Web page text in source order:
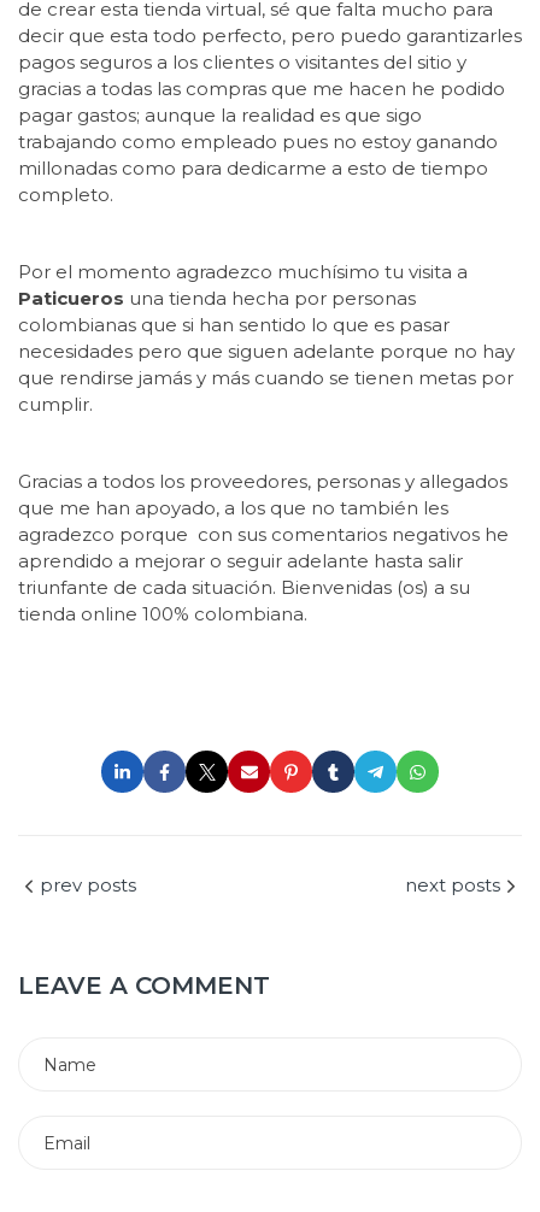
de crear esta tienda virtual, sé que falta mucho para
decir que esta todo perfecto, pero puedo garantizarles
pagos seguros a los clientes o visitantes del sitio y
gracias a todas las compras que me hacen he podido
pagar gastos; aunque la realidad es que sigo
trabajando como empleado pues no estoy ganando
millonadas como para dedicarme a esto de tiempo
completo.
Por el momento agradezco muchísimo tu visita a
Paticueros una tienda hecha por personas
colombianas que si han sentido lo que es pasar
necesidades pero que siguen adelante porque no hay
que rendirse jamás y más cuando se tienen metas por
cumplir.
Gracias a todos los proveedores, personas y allegados
que me han apoyado, a los que no también les
agradezco porque con sus comentarios negativos he
aprendido a mejorar o seguir adelante hasta salir
triunfante de cada situación. Bienvenidas (os) a su
tienda online 100% colombiana.
prev posts next posts
LEAVE A COMMENT